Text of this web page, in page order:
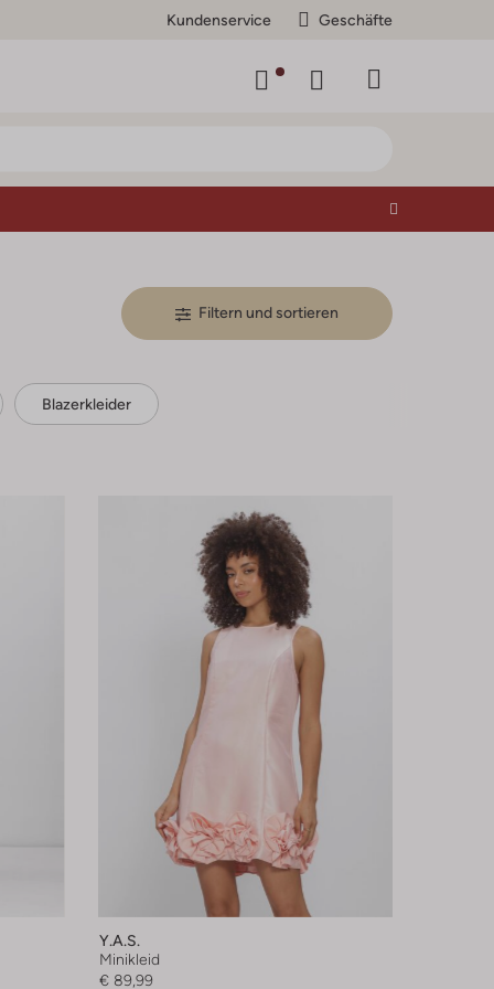
Kundenservice Geschäfte
Filtern und sortieren
Blazerkleider
Y.a.s.
Minikleid
€ 89,99